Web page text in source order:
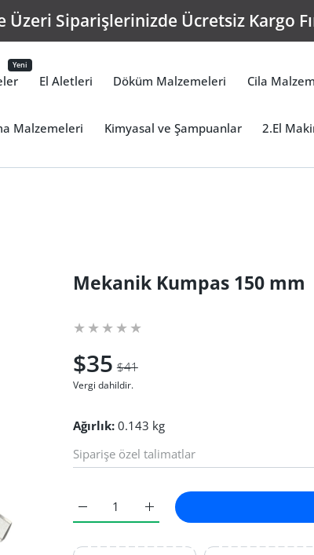
Üzeri Siparişlerinizde Ücretsiz Kargo
Yeni
El Aletleri Döküm Malzemeleri Cila
Malzemeleri Kimyasal ve Şampuanlar 2.El
Mekanik Kumpas 150 mm
$35 $41
Vergi dahildir.
Ağırlık:0.143 kg
Mekanik Kumpas 150 mm
Mekanik Kumpas 150 mm Default Title için